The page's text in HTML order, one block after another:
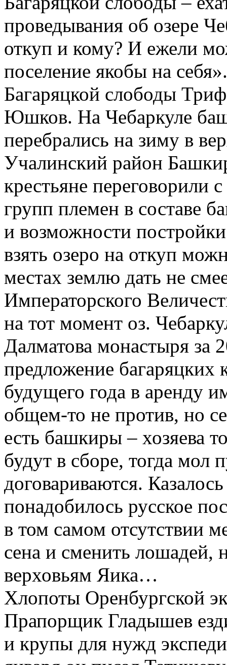
проведывания об озере
откуп и кому? И ежели
поселение якобы на
Багаряцкой слободы
Юшков. На Чебаркуле
перебрались на зиму в
Учалинский район
крестьяне переговорили
групп племен в составе
и возможности
взять озеро на откуп
местах землю дать не
Императорского
на тот момент оз.
Далматова монастыря за
предложение багаряцких
будущего года в аренду
общем-то не против, но
есть башкиры – хозяева
будут в сборе, тогда мол
договариваются.
понадобилось русское
в том самом отсутствии
сена и сменить лошадей,
верховьям Яика…
Хлопоты Оренбургской
Прапорщик Гладышев
и крупы для нужд